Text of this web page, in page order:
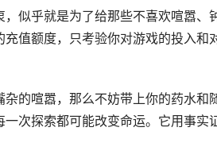
似乎就是为了给那些不喜欢喧嚣、
值额度，只考验你对游戏的投入和
的喧嚣，那么不妨带上你的药水和
次探索都可能改变命运。它用事实